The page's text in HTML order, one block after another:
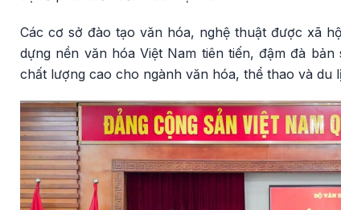
Các cơ sở đào tạo văn hóa, nghệ thuật được xã
dựng nền văn hóa Việt Nam tiên tiến, đậm đà
chất lượng cao cho ngành văn hóa, thể thao và du